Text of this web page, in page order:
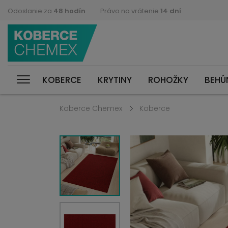
Odoslanie za 48 hodín Právo na vrátenie 14 dní
KOBERCE KRYTINY ROHOŽKY
Koberce Chemex Koberce